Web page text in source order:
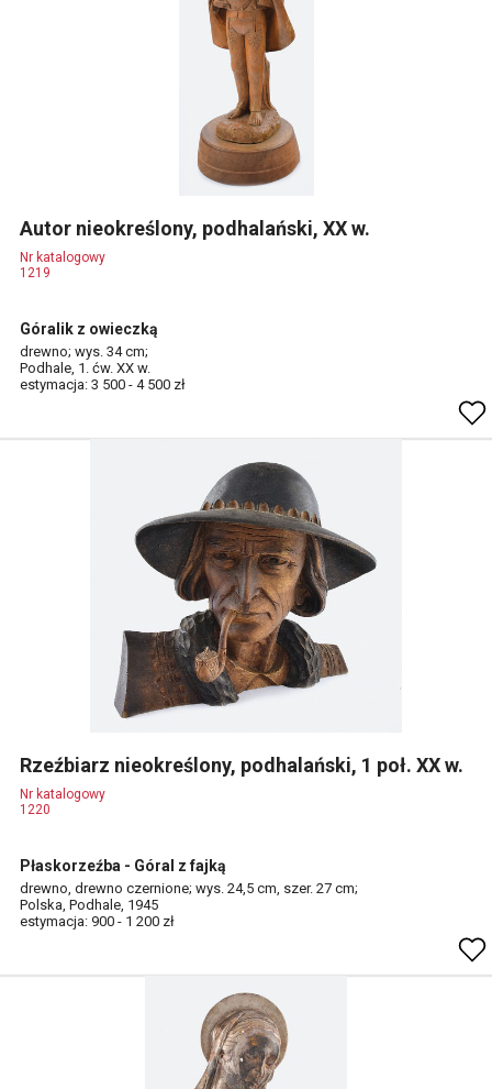
Autor nieokreślony, podhalański, XX w.
Nr katalogowy
1219
Góralik z owieczką
drewno; wys. 34 cm;
Podhale, 1. ćw. XX w.
estymacja: 3 500 - 4 500 zł
Rzeźbiarz nieokreślony, podhalański, 1 poł. XX w.
Nr katalogowy
1220
Płaskorzeźba - Góral z fajką
drewno, drewno czernione; wys. 24,5 cm, szer. 27 cm;
Polska, Podhale, 1945
estymacja: 900 - 1 200 zł